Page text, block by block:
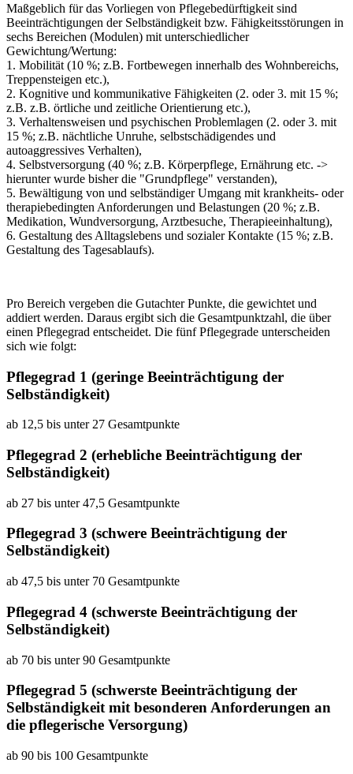
Maßgeblich für das Vorliegen von Pflegebedürftigkeit sind
Beeinträchtigungen der Selbständigkeit bzw. Fähigkeitsstörungen in
sechs Bereichen (Modulen) mit unterschiedlicher
Gewichtung/Wertung:
1. Mobilität (10 %; z.B. Fortbewegen innerhalb des Wohnbereichs,
Treppensteigen etc.),
2. Kognitive und kommunikative Fähigkeiten (2. oder 3. mit 15 %;
z.B. z.B. örtliche und zeitliche Orientierung etc.),
3. Verhaltensweisen und psychischen Problemlagen (2. oder 3. mit
15 %; z.B. nächtliche Unruhe, selbstschädigendes und
autoaggressives Verhalten),
4. Selbstversorgung (40 %; z.B. Körperpflege, Ernährung etc. ->
hierunter wurde bisher die "Grundpflege" verstanden),
5. Bewältigung von und selbständiger Umgang mit krankheits- oder
therapiebedingten Anforderungen und Belastungen (20 %; z.B.
Medikation, Wundversorgung, Arztbesuche, Therapieeinhaltung),
6. Gestaltung des Alltagslebens und sozialer Kontakte (15 %; z.B.
Gestaltung des Tagesablaufs).
Pro Bereich vergeben die Gutachter Punkte, die gewichtet und
addiert werden. Daraus ergibt sich die Gesamtpunktzahl, die über
einen Pflegegrad entscheidet. Die fünf Pflegegrade unterscheiden
sich wie folgt:
Pflegegrad 1 (geringe Beeinträchtigung der
Selbständigkeit)
ab 12,5 bis unter 27 Gesamtpunkte
Pflegegrad 2 (erhebliche Beeinträchtigung der
Selbständigkeit)
ab 27 bis unter 47,5 Gesamtpunkte
Pflegegrad 3 (schwere Beeinträchtigung der
Selbständigkeit)
ab 47,5 bis unter 70 Gesamtpunkte
Pflegegrad 4 (schwerste Beeinträchtigung der
Selbständigkeit)
ab 70 bis unter 90 Gesamtpunkte
Pflegegrad 5 (schwerste Beeinträchtigung der
Selbständigkeit mit besonderen Anforderungen an
die pflegerische Versorgung)
ab 90 bis 100 Gesamtpunkte